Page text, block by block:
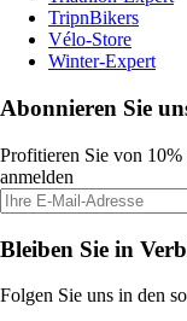
TripnBikers
Vélo-Store
Winter-Expert
Abonnieren Sie
Profitieren Sie von
anmelden
Bleiben Sie in
Folgen Sie uns in den